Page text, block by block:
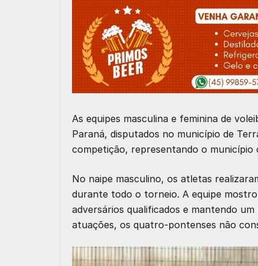
As equipes masculina e feminina de
Paraná, disputados no município de
competição, representando o município
No naipe masculino, os atletas
durante todo o torneio. A equipe
adversários qualificados e mantendo
atuações, os quatro-pontenses não